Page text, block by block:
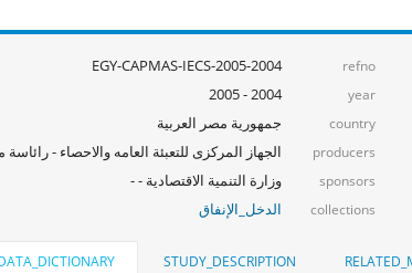
refno
EGY-CAPMAS-IECS-2005-2004
year
2004 - 2005
country جمهورية مصر العربية
producers الجهاز المركزى للتعبئة العامه والاحصاء -
sponsors وزارة التنمية الاقتصادية - -
collections الدخل_الإنفاق
STUDY_DESCRIPTION